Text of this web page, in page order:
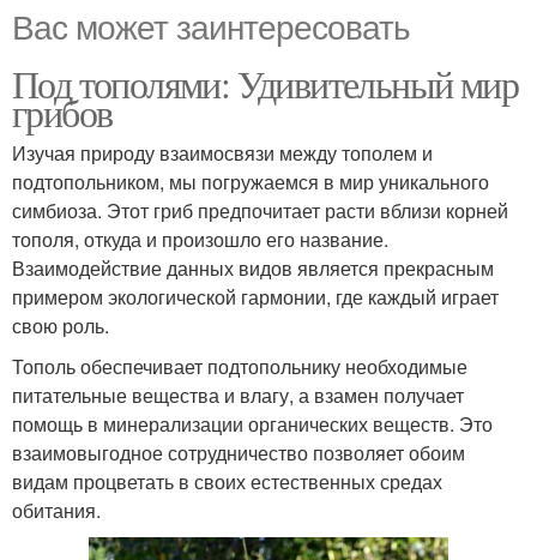
Вас может заинтересовать
Под тополями: Удивительный мир
грибов
Изучая природу взаимосвязи между тополем и
подтопольником, мы погружаемся в мир уникального
симбиоза. Этот гриб предпочитает расти вблизи корней
тополя, откуда и произошло его название.
Взаимодействие данных видов является прекрасным
примером экологической гармонии, где каждый играет
свою роль.
Тополь обеспечивает подтопольнику необходимые
питательные вещества и влагу, а взамен получает
помощь в минерализации органических веществ. Это
взаимовыгодное сотрудничество позволяет обоим
видам процветать в своих естественных средах
обитания.